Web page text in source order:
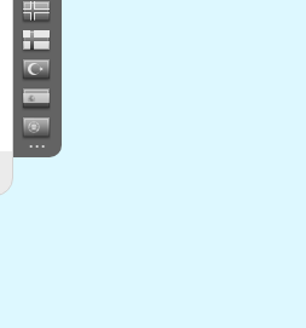
...